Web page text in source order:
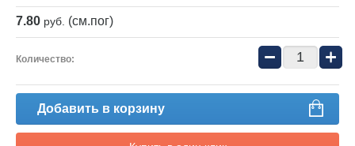
7.80 руб. (см.пог)
Количество: − +
Добавить в корзину